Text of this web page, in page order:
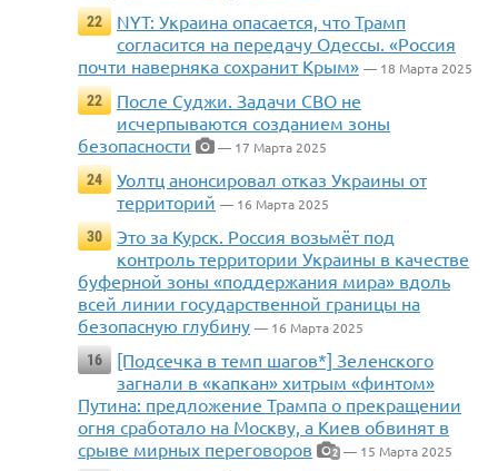
22
NYT: Украина опасается, что Трамп
согласится на передачу Одессы. «Россия
почти наверняка сохранит Крым» — 18 Марта 2025
22
После Суджи. Задачи СВО не
исчерпываются созданием зоны
безопасности
— 17 Марта 2025
24
Уолтц анонсировал отказ Украины от
территорий — 16 Марта 2025
30
Это за Курск. Россия возьмёт под
контроль территории Украины в качестве
буферной зоны «поддержания мира» вдоль
всей линии государственной границы на
безопасную глубину — 16 Марта 2025
16
[Подсечка в темп шагов*] Зеленского
загнали в «капкан» хитрым «финтом»
Путина: предложение Трампа о прекращении
огня сработало на Москву, а Киев обвинят в
срыве мирных переговоров
2 — 15 Марта 2025